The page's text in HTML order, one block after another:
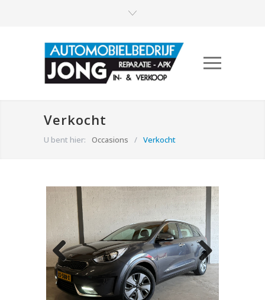
Verkocht
U bent hier: Occasions / Verkocht
Previous Next